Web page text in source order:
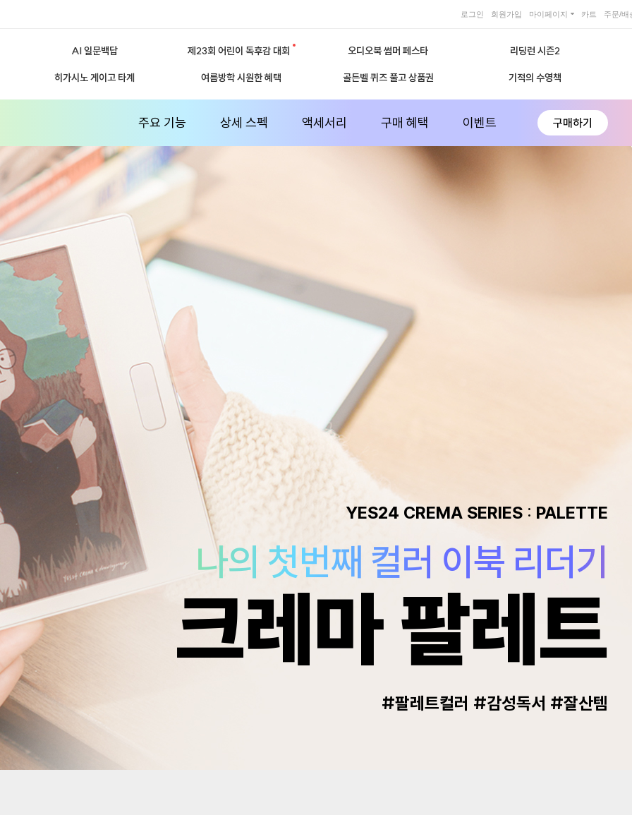
로그인 회원가입 마이페이지 카트 주문/배
AI 일문백답 제23회 어린이 독후감 대회 오디오북 썸머 페스타 리딩런 시즌2
히가시노 게이고 타계 여름방학 시원한 혜택 골든벨 퀴즈 풀고 상품권 기적의 수영책
주요 기능 상세 스펙 액세서리 구매 혜택 이벤트 구매하기
YES24 CREMA SERIES : PALETTE
나의 첫번째 컬러 이북 리더기
크레마 팔레트
#팔레트컬러 #감성독서 #잘산템